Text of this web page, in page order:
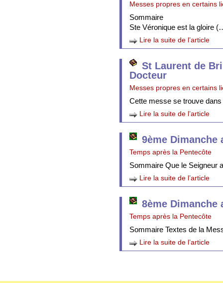
Messes propres en certains
Sommaire
Ste Véronique est la gloire
Lire la suite de l’article
St Laurent de
Docteur
Messes propres en certains
Cette messe se trouve
Lire la suite de l’article
9ème Dimanche
Temps après la Pentecôte
Sommaire Que le Seigneur
Lire la suite de l’article
8ème Dimanche
Temps après la Pentecôte
Sommaire Textes de la
Lire la suite de l’article